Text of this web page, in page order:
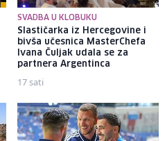
SVADBA U KLOBUKU
Slastičarka iz Hercegovine i
bivša učesnica MasterChefa
Ivana Čuljak udala se za
partnera Argentinca
17 sati